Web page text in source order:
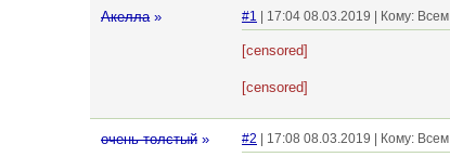
Акелла » #1 | 17:04 08.03.2019 | Кому: Всем
[censored]
[censored]
очень толстый » #2 | 17:08 08.03.2019 | Кому: Всем